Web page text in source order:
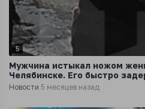
5
Мужчина истыкал ножом
Челябинске. Его быстро
Новости 5 месяцев назад